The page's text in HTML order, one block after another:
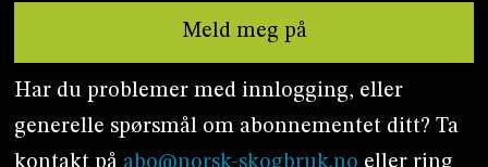
Har du problemer med innlogging, eller
generelle spørsmål om abonnementet ditt? Ta
kontakt på abo@norsk-skogbruk.no eller ring